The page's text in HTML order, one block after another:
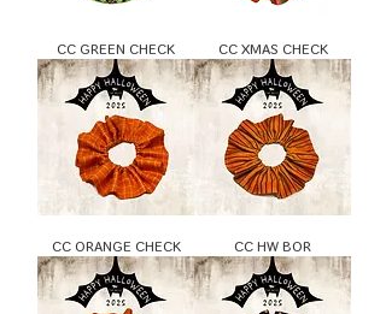
CC GREEN CHECK CC XMAS CHECK
CC ORANGE CHECK CC HW BOR